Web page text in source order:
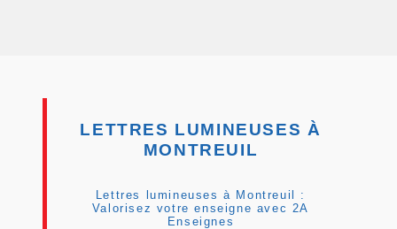
LETTRES LUMINEUSES À
MONTREUIL
Lettres lumineuses à Montreuil :
Valorisez votre enseigne avec 2A
Enseignes